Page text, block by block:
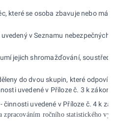
které se osoba zbavuje nebo má
v Seznamu nebezpečných
jejich shromažďování,
do dvou skupin, které
uvedené v Příloze č. 3 k zákonu
uvedené v Příloze č. 4 k
zpracováním ročního statistického